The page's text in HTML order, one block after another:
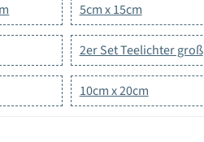
5cm x 15cm
2er Set Teelichter groß
10cm x 20cm